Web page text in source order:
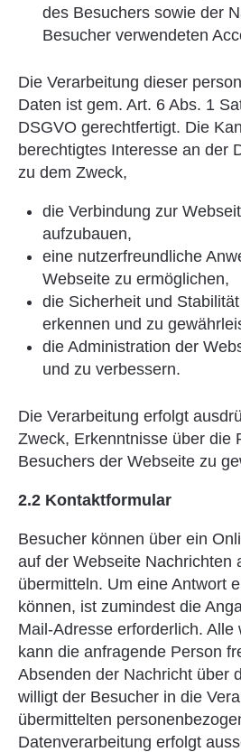
des Besuchers sowie der
Besucher verwendeten
Die Verarbeitung dieser
Daten ist gem. Art. 6 Abs. 1
DSGVO gerechtfertigt. Die
berechtigtes Interesse an der
zu dem Zweck,
die Verbindung zur
aufzubauen,
eine nutzerfreundliche
Webseite zu ermöglichen,
die Sicherheit und
erkennen und zu
die Administration der
und zu verbessern.
Die Verarbeitung erfolgt
Zweck, Erkenntnisse über die
Besuchers der Webseite zu
2.2 Kontaktformular
Besucher können über ein
auf der Webseite Nachrichten
übermitteln. Um eine Antwort
können, ist zumindest die
Mail-Adresse erforderlich. Alle
kann die anfragende Person
Absenden der Nachricht über
willigt der Besucher in die
übermittelten
Datenverarbeitung erfolgt